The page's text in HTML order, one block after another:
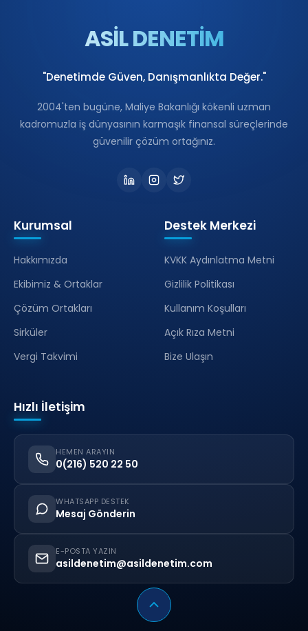
ASİL DENETİM
"Denetimde Güven, Danışmanlıkta Değer."
2004'ten bugüne, Maliye Bakanlığı kökenli uzman
kadromuzla iş dünyasının karmaşık finansal süreçlerinde
güvenilir çözüm ortağınız.
Kurumsal
Hakkımızda
Ekibimiz & Ortaklar
Çözüm Ortakları
Sirküler
Vergi Takvimi
Destek Merkezi
KVKK Aydınlatma Metni
Gizlilik Politikası
Kullanım Koşulları
Açık Rıza Metni
Bize Ulaşın
Hızlı İletişim
HEMEN ARAYIN
0(216) 520 22 50
WHATSAPP DESTEK
Mesaj Gönderin
E-POSTA YAZIN
asildenetim@asildenetim.com